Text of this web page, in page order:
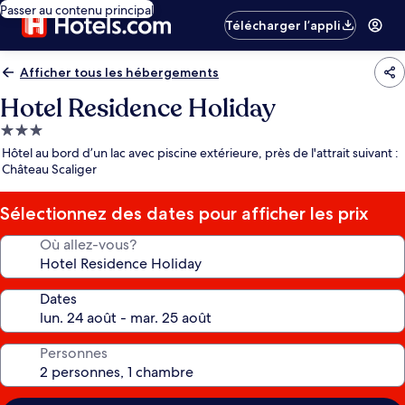
Passer au contenu principal
Télécharger l’appli
Afficher tous les hébergements
Hotel Residence Holiday
Hébergement
3.0 étoiles
Hôtel au bord d’un lac avec piscine extérieure, près de l'attrait suivant :
Château Scaliger
Sélectionnez des dates pour afficher les prix
Où allez-vous?
Dates
Personnes